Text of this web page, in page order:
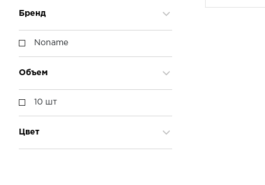
Бренд
Noname
Объем
10 шт
Цвет